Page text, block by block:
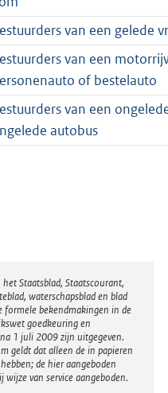
van een gelede
van een
of bestelauto
van een
autobus
Staatsblad, Staatscourant,
waterschapsblad en blad
formele bekendmakingen in de
goedkeuring en
1 juli 2009 zijn uitgegeven.
geldt dat alleen de in papieren
de hier aangeboden
van service aangeboden.